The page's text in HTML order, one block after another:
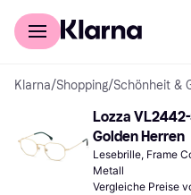
Für Shopper
Klarna/Shopping/Schönheit &
Lozza
Golden Herren
Lesebrille, Frame
Metall
Vergleiche Preise